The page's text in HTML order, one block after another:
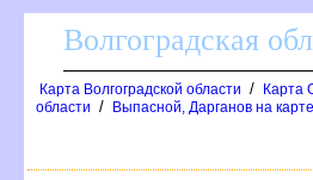
олгоградская
Карта Волгоградской области /
Карта
области / ыпасной, Дарганов на карте